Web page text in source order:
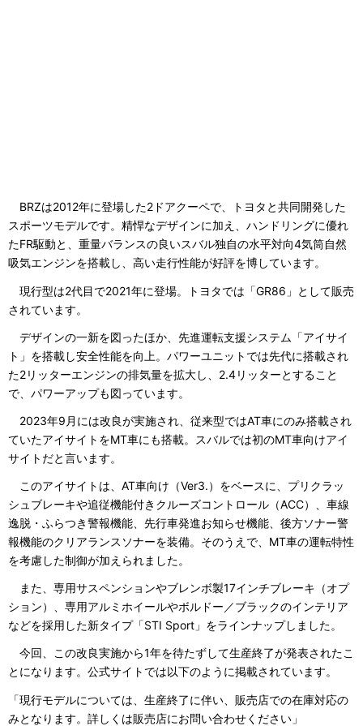
BRZは2012年に登場した2ドアクーペで、トヨタと共同開発した
スポーツモデルです。精悍なデザインに加え、ハンドリングに優れ
たFR駆動と、重量バランスの良いスバル独自の水平対向4気筒自然
吸気エンジンを搭載し、高い走行性能が好評を博しています。
現行型は2代目で2021年に登場。トヨタでは「GR86」として販売
されています。
デザインの一新を図ったほか、先進運転支援システム「アイサイ
ト」を搭載し安全性能を向上。パワーユニットでは先代に搭載され
た2リッターエンジンの排気量を拡大し、2.4リッターとすること
で、パワーアップも図っています。
2023年9月には改良が実施され、従来型ではAT車にのみ搭載され
ていたアイサイトをMT車にも搭載。スバルでは初のMT車向けアイ
サイトだと言います。
このアイサイトは、AT車向け（Ver3.）をベースに、プリクラッ
シュブレーキや追従機能付きクルーズコントロール（ACC）、車線
逸脱・ふらつき警報機能、先行車発進お知らせ機能、後方ソナー警
報機能のクリアランスソナーを装備。そのうえで、MT車の運転特性
を考慮した制御が加えられました。
また、専用サスペンションやブレンボ製17インチブレーキ（オプ
ション）、専用アルミホイールやボルドー／ブラックのインテリア
などを採用した新タイプ「STI Sport」をラインナップしました。
今回、この改良実施から1年を待たずして生産終了が発表されたこ
とになります。公式サイトでは以下のように掲載されています。
「現行モデルについては、生産終了に伴い、販売店での在庫対応の
みとなります。詳しくは販売店にお問い合わせください」